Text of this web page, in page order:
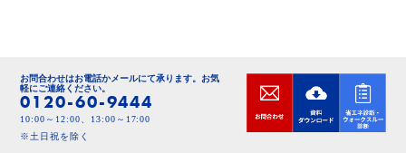
お問合わせはお電話かメールにて承ります。 お気
軽にご連絡ください。
0120-60-9444
10:00～12:00、13:00～17:00
※土日祝を除く